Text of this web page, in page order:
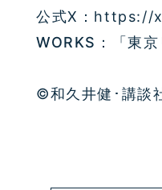
公式X：https://
WORKS：「東京
©和久井健･講談